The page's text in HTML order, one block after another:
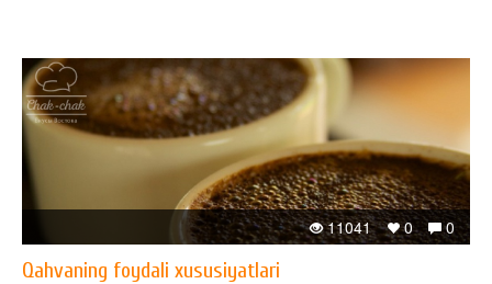
0
0
11041
Qahvaning foydali xususiyatlari